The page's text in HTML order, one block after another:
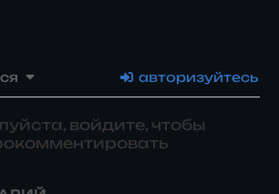
авторизуйтесь
войдите, чтобы